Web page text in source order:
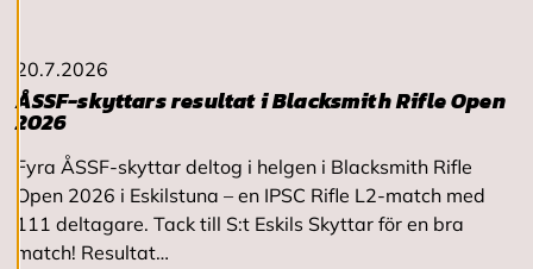
o
o
k
i
e
s
A
20.7.2026
ÅSSF-skyttars resultat i Blacksmith Rifle Open
2026
Fyra ÅSSF-skyttar deltog i helgen i Blacksmith Rifle
Open 2026 i Eskilstuna – en IPSC Rifle L2-match med
111 deltagare. Tack till S:t Eskils Skyttar för en bra
match! Resultat…